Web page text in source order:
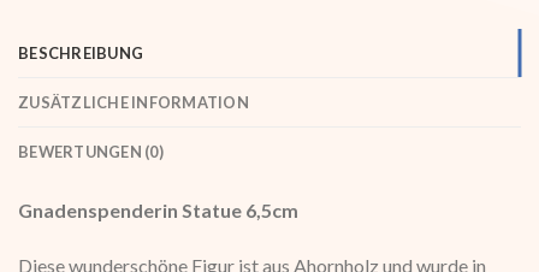
BESCHREIBUNG
ZUSÄTZLICHE INFORMATION
BEWERTUNGEN (0)
Gnadenspenderin Statue 6,5cm
Diese wunderschöne Figur ist aus Ahornholz und wurde in